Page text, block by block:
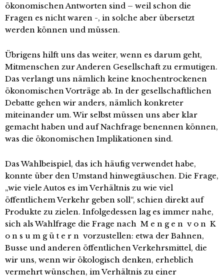
ökonomischen Antworten sind – weil schon die
Fragen es nicht waren -, in solche aber übersetzt
werden können und müssen.
Übrigens hilft uns das weiter, wenn es darum geht,
Mitmenschen zur Anderen Gesellschaft zu ermutigen.
Das verlangt uns nämlich keine knochentrockenen
ökonomischen Vorträge ab. In der gesellschaftlichen
Debatte gehen wir anders, nämlich konkreter
miteinander um. Wir selbst müssen uns aber klar
gemacht haben und auf Nachfrage benennen können,
was die ökonomischen Implikationen sind.
Das Wahlbeispiel, das ich häufig verwendet habe,
konnte über den Umstand hinwegtäuschen. Die Frage,
„wie viele Autos es im Verhältnis zu wie viel
öffentlichem Verkehr geben soll“, schien direkt auf
Produkte zu zielen. Infolgedessen lag es immer nahe,
sich als Wahlfrage die Frage nach M e n g e n v o n K
o n s u m g ü t e r n vorzustellen: etwa der Bahnen,
Busse und anderen öffentlichen Verkehrsmittel, die
wir uns, wenn wir ökologisch denken, erheblich
vermehrt wünschen, im Verhältnis zu einer